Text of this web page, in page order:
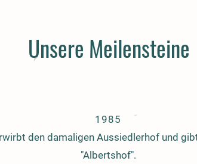
Unsere Meilensteine
1985
den damaligen Aussiedlerhof und
"Albertshof".